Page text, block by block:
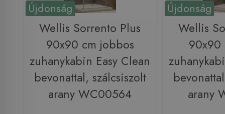
Újdonság
Wellis Sorrento Plus
90x90 cm jobbos
zuhanykabin Easy Clean
bevonattal, szálcsiszolt
arany WC00564
Újdonság
Wellis
90x90
arany